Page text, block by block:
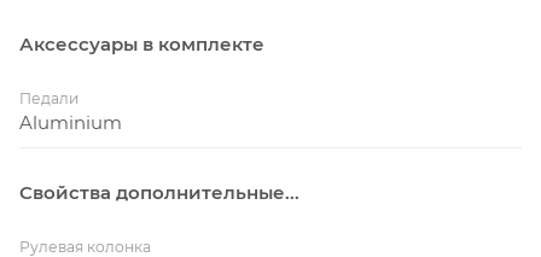
Аксессуары в комплекте
Педали
Aluminium
Свойства дополнительные...
Рулевая колонка